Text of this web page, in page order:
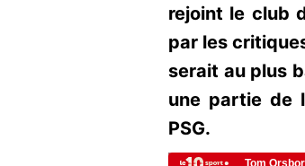
rejoint le club
par les
serait au plus
une partie de
PSG.